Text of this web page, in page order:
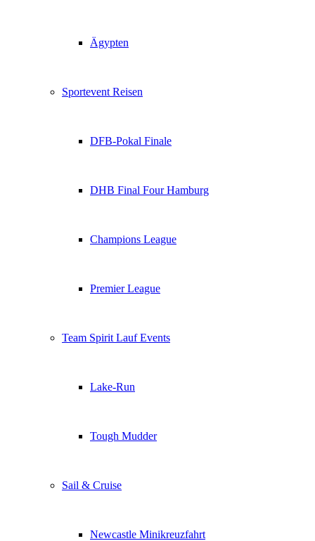
Ägypten
Sportevent Reisen
DFB-Pokal Finale
DHB Final Four Hamburg
Champions League
Premier League
Team Spirit Lauf Events
Lake-Run
Tough Mudder
Sail & Cruise
Newcastle Minikreuzfahrt